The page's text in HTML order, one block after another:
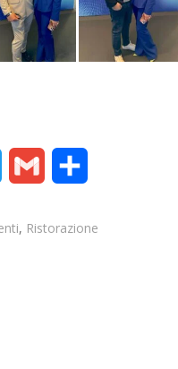
Twitter Gmail
, Ristorazione